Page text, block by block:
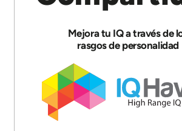
Mejora tu IQ a través de
rasgos de personalidad